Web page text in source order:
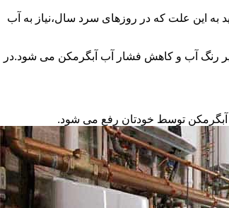
به این علت که در روزهای سرد سال،نیاز به آب
رنگ آب و کاهش فشار آب آبگرمکن می شود.در
آبگرمکن توسط خودتان رفع می شود.